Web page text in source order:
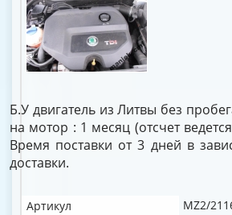
Б.У двигатель из Литвы без
на мотор : 1 месяц (отсчет
Время поставки от 3 дней в
доставки.
Артикул
MZ2/